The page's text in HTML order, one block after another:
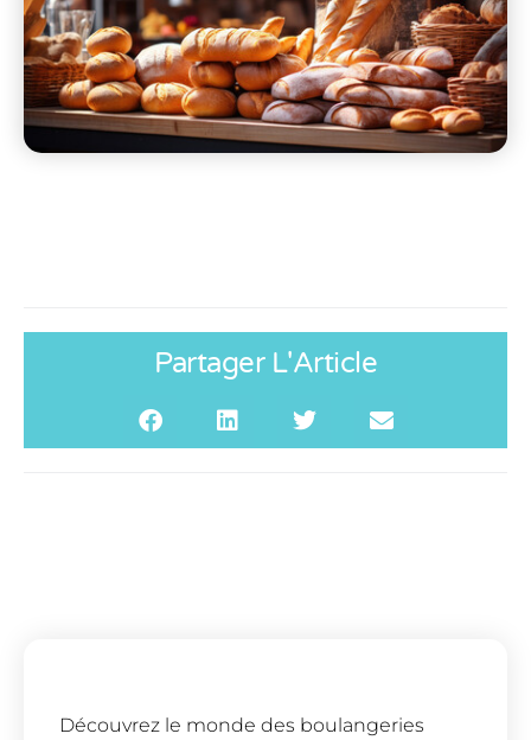
Partager L'Article
Découvrez le monde des boulangeries